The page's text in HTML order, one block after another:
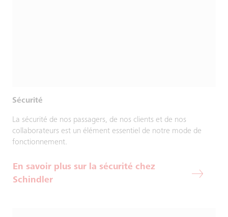
Sécurité
La sécurité de nos passagers, de nos clients et de nos
collaborateurs est un élément essentiel de notre mode de
fonctionnement.
En savoir plus sur la sécurité chez
Schindler